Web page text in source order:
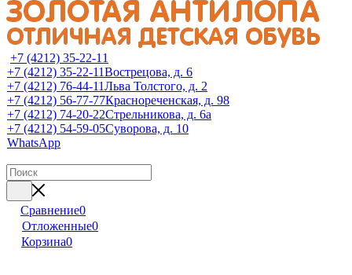
+7 (4212) 35-22-11
+7 (4212) 35-22-11Вострецова, д. 6
+7 (4212) 76-44-11Льва Толстого, д. 2
+7 (4212) 56-77-77Краснореченская, д. 98
+7 (4212) 74-20-22Стрельникова, д. 6а
+7 (4212) 54-59-05Суворова, д. 10
WhatsApp
Сравнение0
Отложенные0
Корзина0